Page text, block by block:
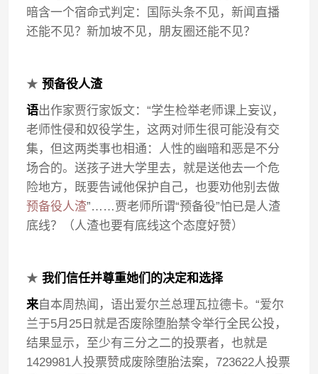
暗含一个宿命式判定：国际头条不见，新闻直播
还能不见？新加坡不见，朋友圈还能不见？
★预备役人渣
语出作家贾行家饭文：“学生检举老师课上妄议，
老师性侵和奴役学生，这两对师生很可能没有交
集，但这两类事也相通：人性的幽暗和恶是不分
场合的。送孩子进大学里去，就是送他去一个危
险地方，既要告诫他保护自己，也要劝他别去做
预备役人渣”……贾老师所谓“预备役”怕已是人渣
底线？（人渣也要有底线这个态度好赞）
★我们信任并尊重她们的决定和选择
来自本周热闻，语出爱尔兰总理瓦拉德卡。“爱尔
兰于5月25日就是否废除堕胎禁令举行全民公投，
结果显示，至少有三分之二的投票者，也就是
1429981人投票赞成废除堕胎法案，723622人投票